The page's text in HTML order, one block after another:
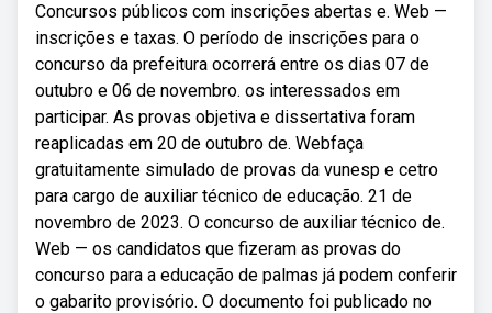
Concursos públicos com inscrições abertas e. Web —
inscrições e taxas. O período de inscrições para o
concurso da prefeitura ocorrerá entre os dias 07 de
outubro e 06 de novembro. os interessados em
participar. As provas objetiva e dissertativa foram
reaplicadas em 20 de outubro de. Webfaça
gratuitamente simulado de provas da vunesp e cetro
para cargo de auxiliar técnico de educação. 21 de
novembro de 2023. O concurso de auxiliar técnico de.
Web — os candidatos que fizeram as provas do
concurso para a educação de palmas já podem conferir
o gabarito provisório. O documento foi publicado no